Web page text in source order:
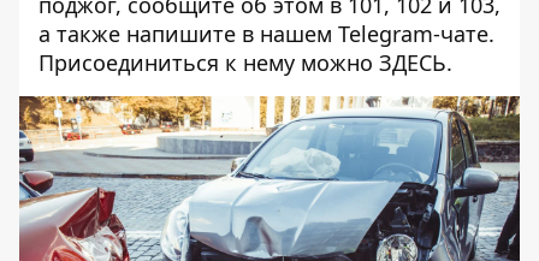
а также напишите в нашем Telegram-чате.
Присоединиться к нему можно ЗДЕСЬ.